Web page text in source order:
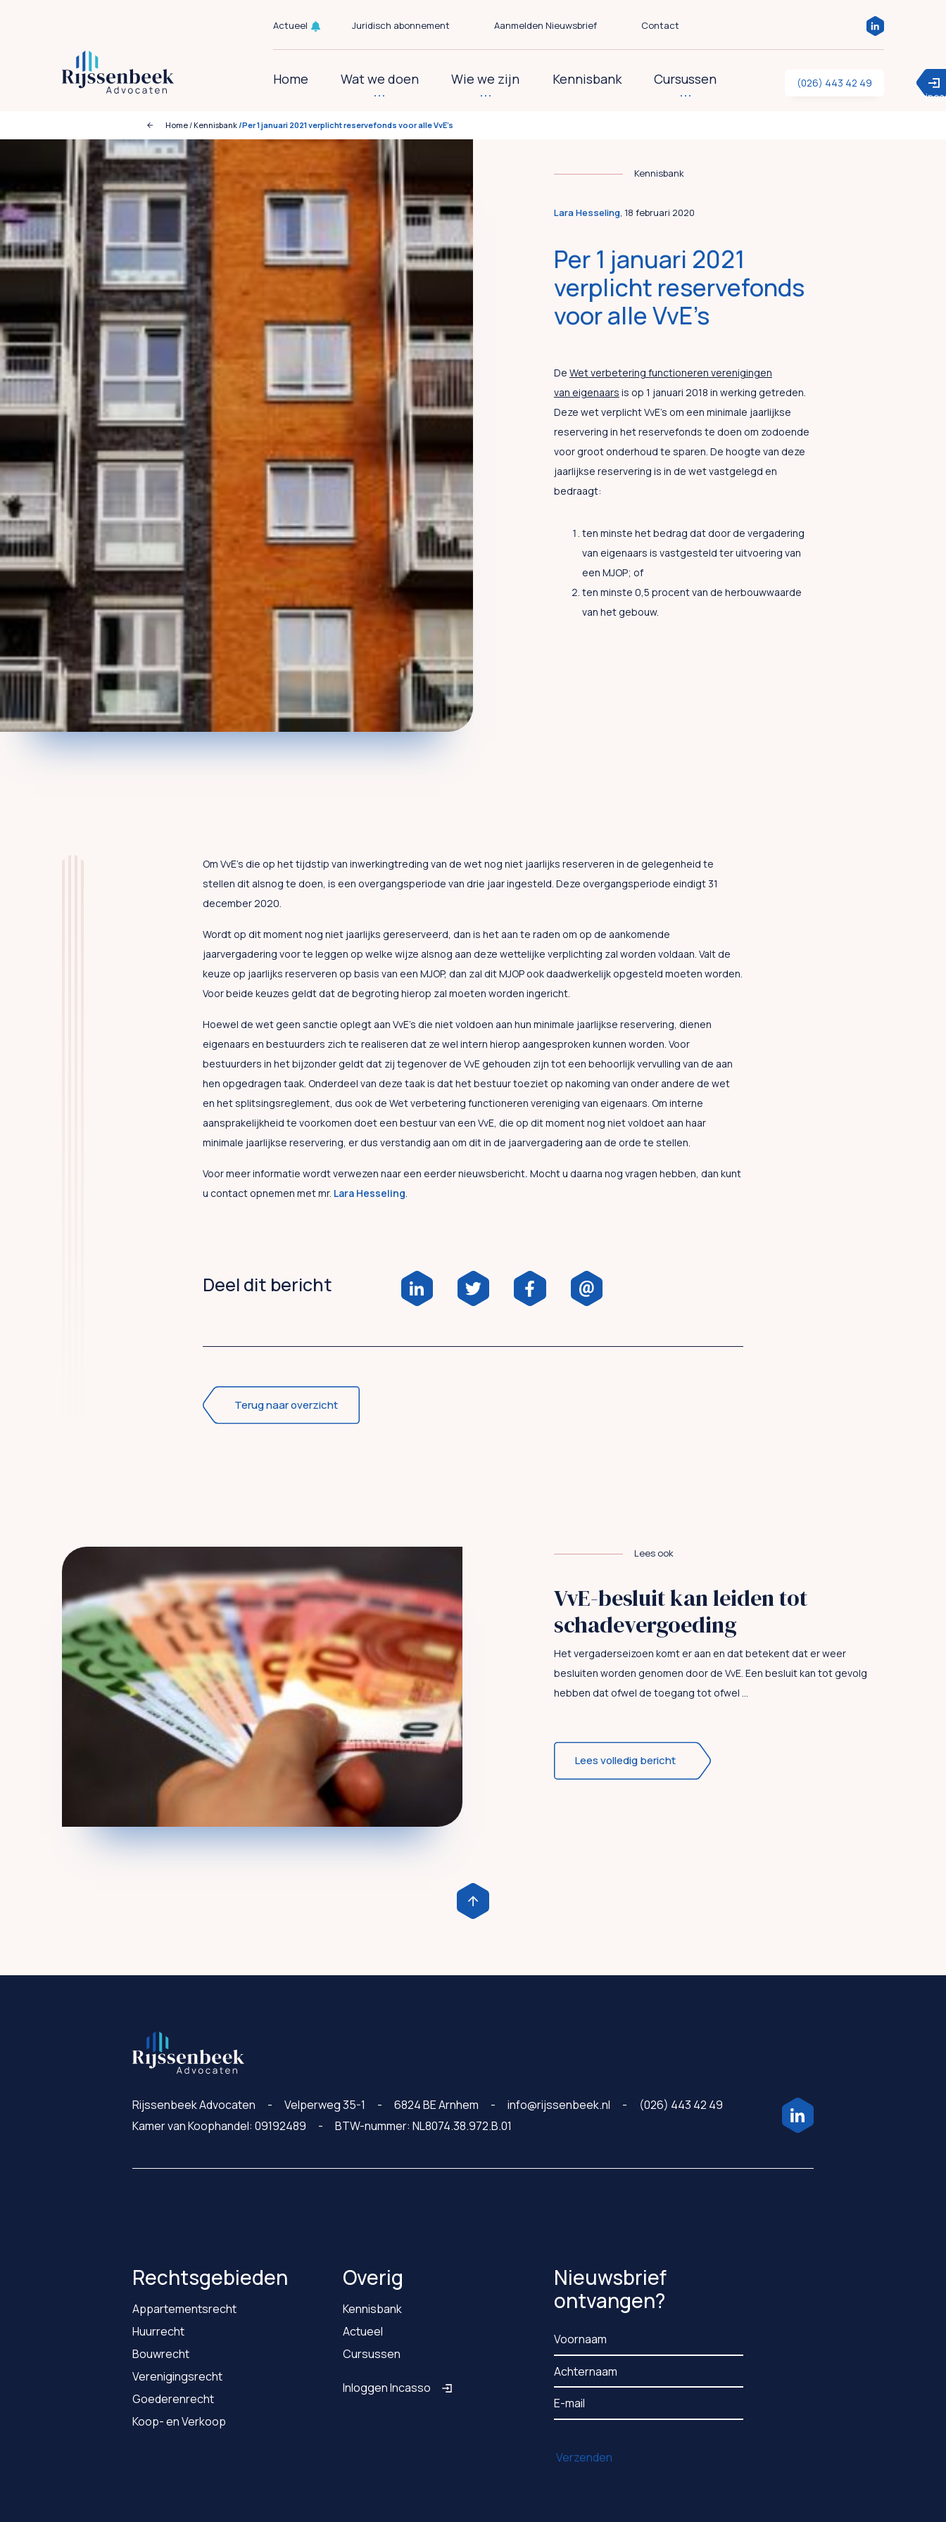
Actueel Juridisch abonnement Aanmelden Nieuwsbrief Contact
Home Wat we doen Wie we zijn Kennisbank Cursussen (026) 443 42 49
Home/Kennisbank/Per 1 januari 2021 verplicht reservefonds voor alle VvE’s
Kennisbank
Lara Hesseling, 18 februari 2020
Per 1 januari 2021
verplicht reservefonds
voor alle VvE’s
De Wet verbetering functioneren verenigingen
van eigenaars is op 1 januari 2018 in werking getreden.
Deze wet verplicht VvE’s om een minimale jaarlijkse
reservering in het reservefonds te doen om zodoende
voor groot onderhoud te sparen. De hoogte van deze
jaarlijkse reservering is in de wet vastgelegd en
bedraagt:
ten minste het bedrag dat door de vergadering
van eigenaars is vastgesteld ter uitvoering van
een MJOP; of
ten minste 0,5 procent van de herbouwwaarde
van het gebouw.
Om VvE’s die op het tijdstip van inwerkingtreding van de wet nog niet jaarlijks reserveren in de gelegenheid te
stellen dit alsnog te doen, is een overgangsperiode van drie jaar ingesteld. Deze overgangsperiode eindigt 31
december 2020.
Wordt op dit moment nog niet jaarlijks gereserveerd, dan is het aan te raden om op de aankomende
jaarvergadering voor te leggen op welke wijze alsnog aan deze wettelijke verplichting zal worden voldaan. Valt de
keuze op jaarlijks reserveren op basis van een MJOP, dan zal dit MJOP ook daadwerkelijk opgesteld moeten worden.
Voor beide keuzes geldt dat de begroting hierop zal moeten worden ingericht.
Hoewel de wet geen sanctie oplegt aan VvE’s die niet voldoen aan hun minimale jaarlijkse reservering, dienen
eigenaars en bestuurders zich te realiseren dat ze wel intern hierop aangesproken kunnen worden. Voor
bestuurders in het bijzonder geldt dat zij tegenover de VvE gehouden zijn tot een behoorlijk vervulling van de aan
hen opgedragen taak. Onderdeel van deze taak is dat het bestuur toeziet op nakoming van onder andere de wet
en het splitsingsreglement, dus ook de Wet verbetering functioneren vereniging van eigenaars. Om interne
aansprakelijkheid te voorkomen doet een bestuur van een VvE, die op dit moment nog niet voldoet aan haar
minimale jaarlijkse reservering, er dus verstandig aan om dit in de jaarvergadering aan de orde te stellen.
Voor meer informatie wordt verwezen naar een eerder nieuwsbericht. Mocht u daarna nog vragen hebben, dan kunt
u contact opnemen met mr. Lara Hesseling.
Deel dit bericht
Terug naar overzicht
Lees ook
VvE-besluit kan leiden tot
schadevergoeding
Het vergaderseizoen komt er aan en dat betekent dat er weer
besluiten worden genomen door de VvE. Een besluit kan tot gevolg
hebben dat ofwel de toegang tot ofwel ...
Lees volledig bericht
Rijssenbeek Advocaten Velperweg 35-1 6824 BE Arnhem info@rijssenbeek.nl
(026) 443 42 49
Kamer van Koophandel: 09192489
BTW-nummer: NL8074.38.972.B.01
Rechtsgebieden
Appartementsrecht
Huurrecht
Bouwrecht
Verenigingsrecht
Goederenrecht
Koop- en Verkoop
Overig
Kennisbank
Actueel
Cursussen
Inloggen Incasso
Nieuwsbrief
ontvangen?